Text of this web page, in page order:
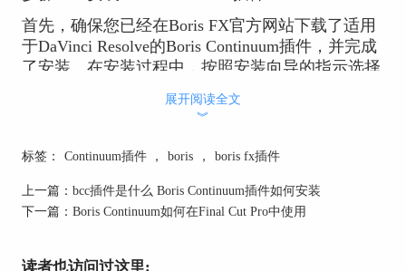
首先，确保您已经在Boris FX官方网站下载了适用
于DaVinci Resolve的Boris Continuum插件，并完成
了安装。在安装过程中，按照安装向导的指示选择
正确的安装路径，并确保插件成功安装并运行。
在DaVinci Resolve中打开您的视频编辑项目，导入
将视频素材拖拽到时间线上，准备进行效果处理。
在时间线上选中您想要添加特效的视频素材，然后
展开阅读全文
︾
标签： Continuum插件 ， boris ， boris fx插件
上一篇： bcc插件是什么 Boris Continuum插件如何安装
下一篇： Boris Continuum如何在Final Cut Pro中使用
读者也访问过这里: